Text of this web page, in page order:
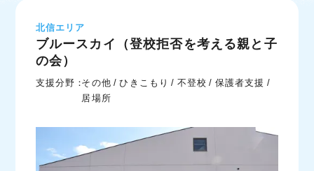
北信エリア
ブルースカイ（登校拒否を考える親と子
の会）
支援分野：その他 ひきこもり 不登校
保護者支援
居場所